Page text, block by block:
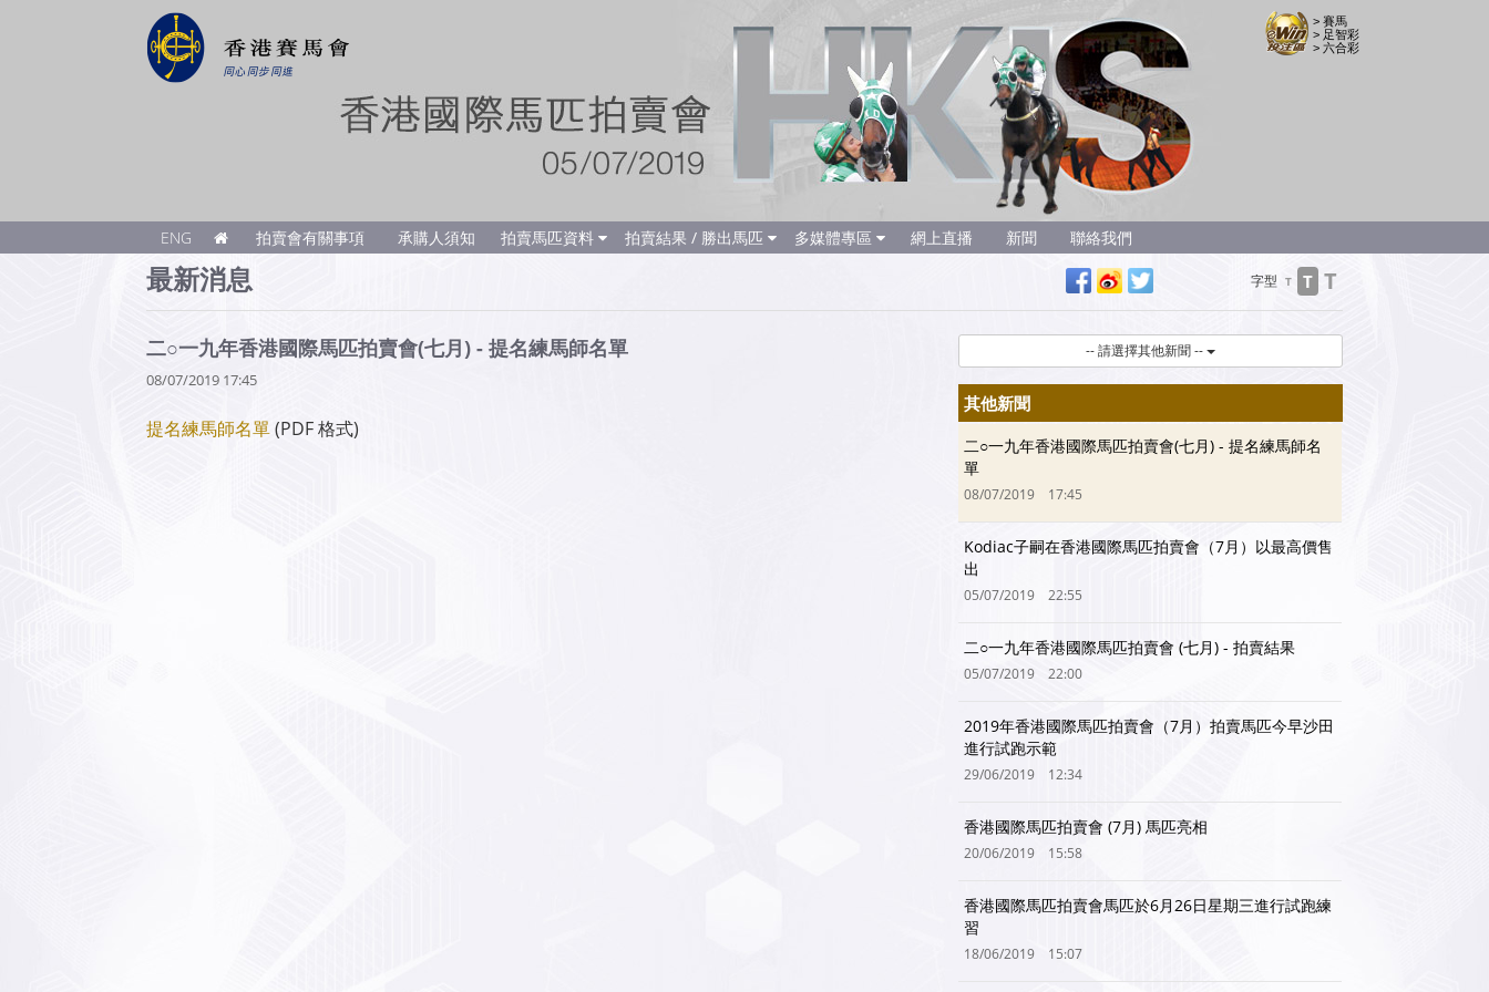
> 賽馬
> 足智彩
> 六合彩
ENG 拍賣會有關事項 承購人須知 拍賣馬匹資料 拍賣結果 / 勝出馬匹 多媒體專區 網上直播 新聞 聯絡我們
最新消息 字型 T T T
二○一九年香港國際馬匹拍賣會(七月) - 提名練馬師名單
08/07/2019 17:45
提名練馬師名單(PDF 格式)
-- 請選擇其他新聞 --
其他新聞
二○一九年香港國際馬匹拍賣會(七月) - 提名練馬師名
單
08/07/2019 17:45
Kodiac子嗣在香港國際馬匹拍賣會（7月）以最高價售
出
05/07/2019 22:55
二○一九年香港國際馬匹拍賣會 (七月) - 拍賣結果
05/07/2019 22:00
2019年香港國際馬匹拍賣會（7月）拍賣馬匹今早沙田
進行試跑示範
29/06/2019 12:34
香港國際馬匹拍賣會 (7月) 馬匹亮相
20/06/2019 15:58
香港國際馬匹拍賣會馬匹於6月26日星期三進行試跑練
習
18/06/2019 15:07